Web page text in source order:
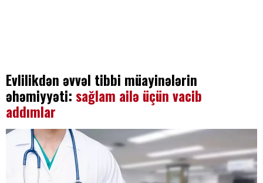
Evlilikdən əvvəl tibbi müayinələrin
əhəmiyyəti: sağlam ailə üçün vacib
addımlar